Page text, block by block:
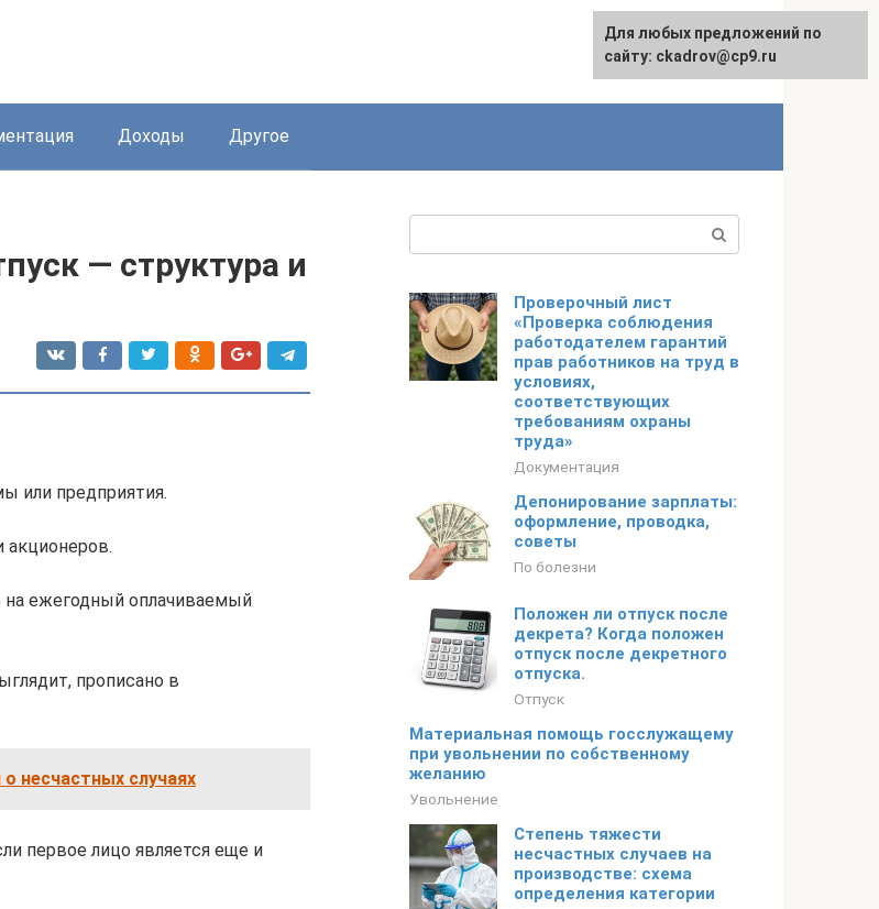
Доходы Другое
— структура и
или предприятия.
акционеров.
на ежегодный оплачиваемый
прописано в
несчастных случаях
первое лицо является еще и
Проверочный лист
«Проверка соблюдения
работодателем гарантий
прав работников на труд в
условиях,
соответствующих
требованиям охраны
труда»
Документация
Депонирование зарплаты:
оформление, проводка,
советы
По болезни
Положен ли отпуск после
декрета? Когда положен
отпуск после декретного
отпуска.
Отпуск
Материальная помощь госслужащему
при увольнении по собственному
желанию
Увольнение
Степень тяжести
несчастных случаев на
производстве: схема
определения категории
Для любых предложений по
сайту: ckadrov@cp9.ru